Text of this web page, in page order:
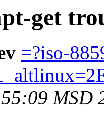
get
=?iso-
MSD